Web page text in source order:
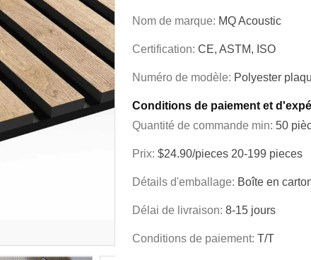
Nom de marque: MQ Acoustic
Certification: CE, ASTM, ISO
Numéro de modèle: Polyester
Conditions de paiement et
Quantité de commande min: 50
Prix: $24.90/pieces 20-199 pieces
Détails d'emballage: Boîte en
Délai de livraison: 8-15 jours
Conditions de paiement: T/T